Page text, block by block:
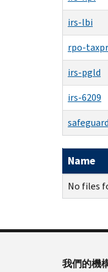
irs-lbi
rpo-
irs-pgld
irs-6209
safeguard
Name
No files
我們的機